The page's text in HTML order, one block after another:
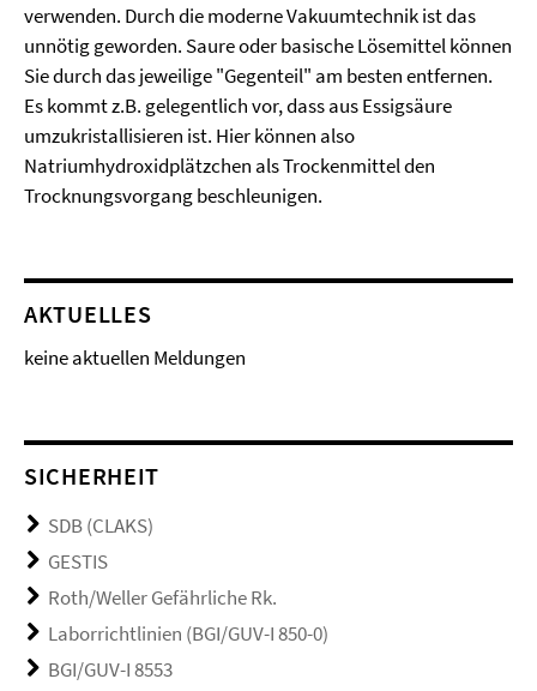
verwenden. Durch die moderne Vakuumtechnik ist das
unnötig geworden. Saure oder basische Lösemittel können
Sie durch das jeweilige "Gegenteil" am besten entfernen.
Es kommt z.B. gelegentlich vor, dass aus Essigsäure
umzukristallisieren ist. Hier können also
Natriumhydroxidplätzchen als Trockenmittel den
Trocknungsvorgang beschleunigen.
AKTUELLES
keine aktuellen Meldungen
SICHERHEIT
SDB (CLAKS)
GESTIS
Roth/Weller Gefährliche Rk.
Laborrichtlinien (BGI/GUV-I 850-0)
BGI/GUV-I 8553